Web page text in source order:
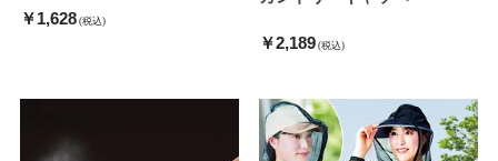
￥1,628 (税込)
￥2,189 (税込)